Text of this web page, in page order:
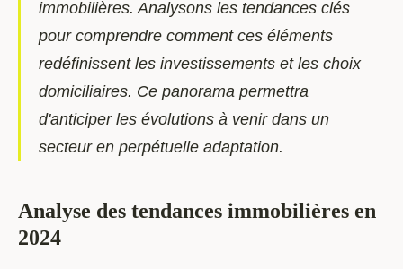
immobilières. Analysons les tendances clés
pour comprendre comment ces éléments
redéfinissent les investissements et les choix
domiciliaires. Ce panorama permettra
d'anticiper les évolutions à venir dans un
secteur en perpétuelle adaptation.
Analyse des tendances immobilières en
2024